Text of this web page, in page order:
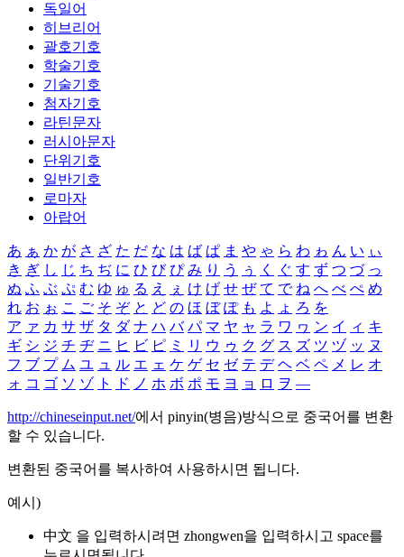
독일어
히브리어
괄호기호
학술기호
기술기호
첨자기호
라틴문자
러시아문자
단위기호
일반기호
로마자
아랍어
あ ぁ か が さ ざ た だ な は ば ぱ ま や ゃ ら わ ゎ ん い ぃ
き ぎ し じ ち ぢ に ひ び ぴ み り う ぅ く ぐ す ず つ づ っ
ぬ ふ ぶ ぷ む ゆ ゅ る え ぇ け げ せ ぜ て で ね へ べ ぺ め
れ お ぉ こ ご そ ぞ と ど の ほ ぼ ぽ も よ ょ ろ を
ア ァ カ サ ザ タ ダ ナ ハ バ パ マ ヤ ャ ラ ワ ヮ ン イ ィ キ
ギ シ ジ チ ヂ ニ ヒ ビ ピ ミ リ ウ ゥ ク グ ス ズ ツ ヅ ッ ヌ
フ ブ プ ム ユ ュ ル エ ェ ケ ゲ セ ゼ テ デ ヘ ベ ペ メ レ オ
ォ コ ゴ ソ ゾ ト ド ノ ホ ボ ポ モ ヨ ョ ロ ヲ ―
http://chineseinput.net/에서 pinyin(병음)방식으로 중국어를 변환
할 수 있습니다.
변환된 중국어를 복사하여 사용하시면 됩니다.
예시)
中文 을 입력하시려면 zhongwen을 입력하시고 space를